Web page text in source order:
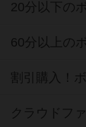
20分以下の
60分以上の
割引購入！
クラウドフ